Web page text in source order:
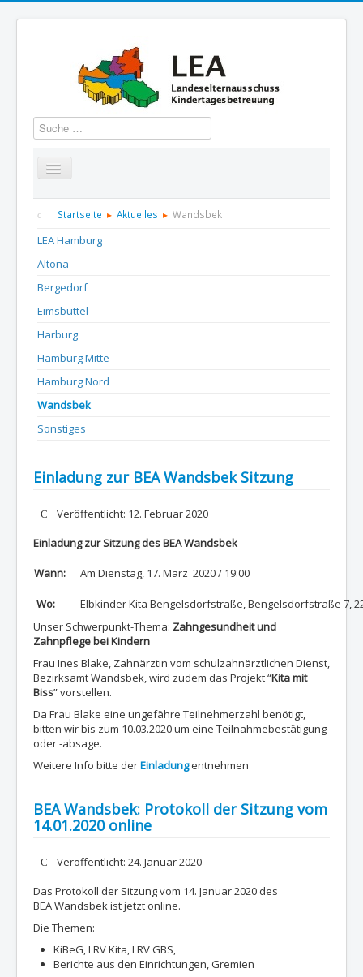
Suchen
Startseite Über uns Aktuelles
Informationen
Kontakt
Startseite Aktuelles Wandsbek
LEA Hamburg
Altona
Bergedorf
Eimsbüttel
Harburg
Hamburg Mitte
Hamburg Nord
Wandsbek
Sonstiges
Einladung zur BEA Wandsbek Sitzung
DetailsVeröffentlicht: 12. Februar 2020
Einladung zur Sitzung des BEA Wandsbek
Wann: Am Dienstag, 17. März 2020 / 19:00
Wo:
Elbkinder Kita Bengelsdorfstraße, Bengelsdorfstraße 7,
Unser Schwerpunkt-Thema: Zahngesundheit und
Zahnpflege bei Kindern
Frau Ines Blake, Zahnärztin vom schulzahnärztlichen Dienst,
Bezirksamt Wandsbek, wird zudem das Projekt “Kita mit
Biss” vorstellen.
Da Frau Blake eine ungefähre Teilnehmerzahl benötigt,
bitten wir bis zum 10.03.2020 um eine Teilnahmebestätigung
oder -absage.
Weitere Info bitte derEinladungentnehmen
BEA Wandsbek: Protokoll der Sitzung vom
14.01.2020 online
DetailsVeröffentlicht: 24. Januar 2020
Das Protokoll der Sitzung vom 14. Januar 2020 des
BEA Wandsbek ist jetzt online.
Die Themen:
KiBeG, LRV Kita, LRV GBS,
Berichte aus den Einrichtungen, Gremien